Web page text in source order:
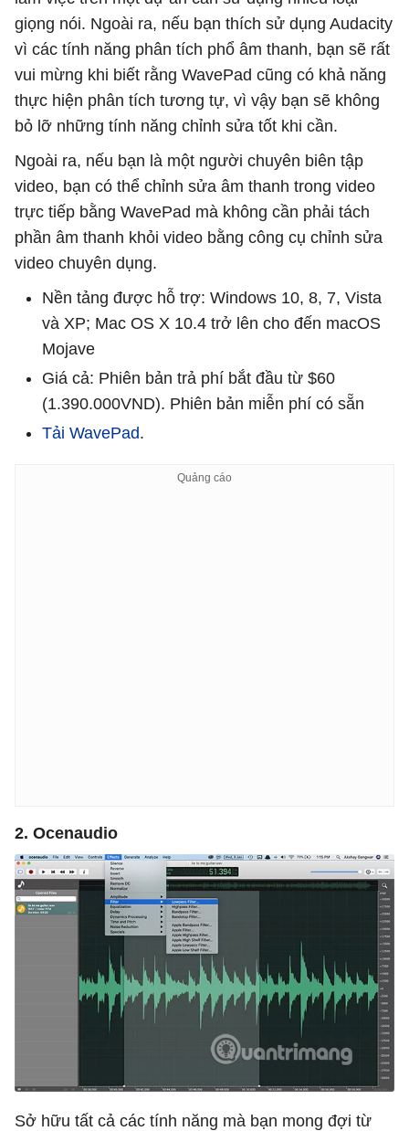
giọng nói. Ngoài ra, nếu bạn thích sử dụng Audacity
vì các tính năng phân tích phổ âm thanh, bạn sẽ rất
vui mừng khi biết rằng WavePad cũng có khả năng
thực hiện phân tích tương tự, vì vậy bạn sẽ không
bỏ lỡ những tính năng chỉnh sửa tốt khi cần.
Ngoài ra, nếu bạn là một người chuyên biên tập
video, bạn có thể chỉnh sửa âm thanh trong video
trực tiếp bằng WavePad mà không cần phải tách
phần âm thanh khỏi video bằng công cụ chỉnh sửa
video chuyên dụng.
Nền tảng được hỗ trợ: Windows 10, 8, 7, Vista
và XP; Mac OS X 10.4 trở lên cho đến macOS
Mojave
Giá cả: Phiên bản trả phí bắt đầu từ $60
(1.390.000VND). Phiên bản miễn phí có sẵn
Tải WavePad.
2. Ocenaudio
Sở hữu tất cả các tính năng mà bạn mong đợi từ